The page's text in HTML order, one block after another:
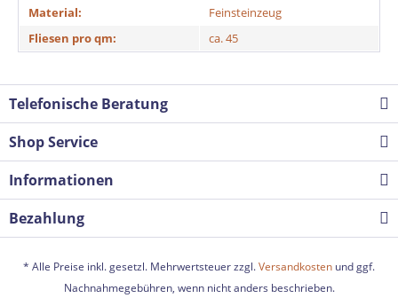
Material:
Feinsteinzeug
Fliesen pro qm:
ca. 45
Telefonische Beratung
Shop Service
Informationen
Bezahlung
* Alle Preise inkl. gesetzl. Mehrwertsteuer zzgl.Versandkosten und ggf.
Nachnahmegebühren, wenn nicht anders beschrieben.